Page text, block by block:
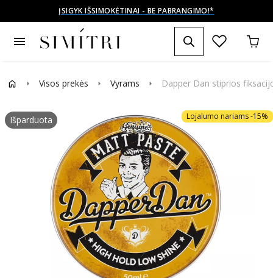
ĮSIGYK IŠSIMOKĖTINAI - BE PABRANGIMO!*
menu
arrow_right Visos prekės arrow_right Vyrams arrow_right Dapper Dan stiprios
Išparduota Lojalumo nariams -15%